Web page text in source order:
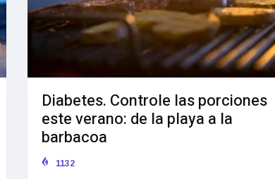
Diabetes. Controle las porciones
este verano: de la playa a la
barbacoa
1132